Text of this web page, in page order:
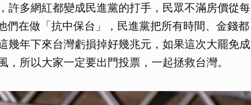
許多網紅都變成民進黨的打手，民眾不滿房價從每
們在做「抗中保台」，民進黨把所有時間、金錢都
幾年下來台灣虧損掉好幾兆元，如果這次大罷免成
所以大家一定要出門投票，一起拯救台灣。